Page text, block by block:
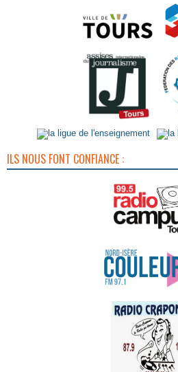
ILS NOUS FONT CONFIANCE :